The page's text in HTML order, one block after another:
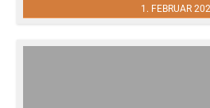
1. FEBRUAR